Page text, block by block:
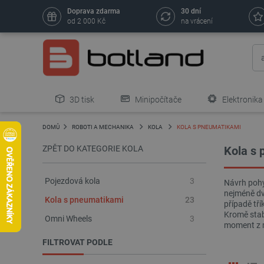
Doprava zdarma
od 2 000 Kč
30 dní
na vrácení
3D tisk Minipočítače Elektronika
DOMŮ ROBOTI A MECHANIKA KOLA KOLA S PNEUMATIKAMI
ZPĚT DO KATEGORIE KOLA
Pojezdová kola
3
Kola s pneumatikami
23
Omni Wheels
3
FILTROVAT PODLE
Kola s
Návrh
nejméně
případě
Kromě
moment z